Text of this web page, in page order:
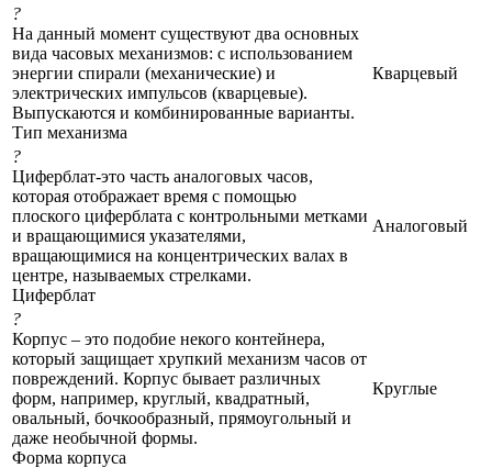
?
На данный момент существуют два основных
вида часовых механизмов: с использованием
энергии спирали (механические) и
электрических импульсов (кварцевые).
Выпускаются и комбинированные варианты.
Тип механизма
Кварцевый
?
Циферблат-это часть аналоговых часов,
которая отображает время с помощью
плоского циферблата с контрольными метками
и вращающимися указателями,
вращающимися на концентрических валах в
центре, называемых стрелками.
Циферблат
Аналоговый
?
Корпус – это подобие некого контейнера,
который защищает хрупкий механизм часов от
повреждений. Корпус бывает различных
форм, например, круглый, квадратный,
овальный, бочкообразный, прямоугольный и
даже необычной формы.
Форма корпуса
Круглые